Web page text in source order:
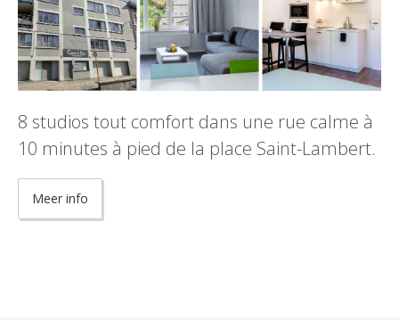
8 studios tout comfort dans une rue calme à
10 minutes à pied de la place Saint-Lambert.
Meer info